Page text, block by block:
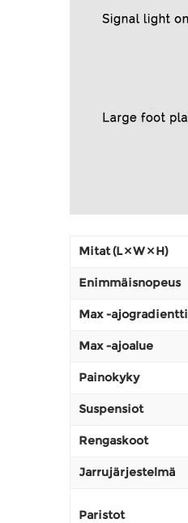
Mitat (L × W × H)
Enimmäisnopeus
Max -ajogradientti
Max -ajoalue
Painokyky
Suspensiot
Rengaskoot
Jarrujärjestelmä
Paristot